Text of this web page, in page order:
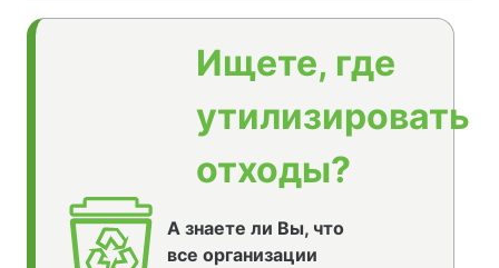
Ищете, где
утилизировать
отходы?
А знаете ли Вы, что
все организации